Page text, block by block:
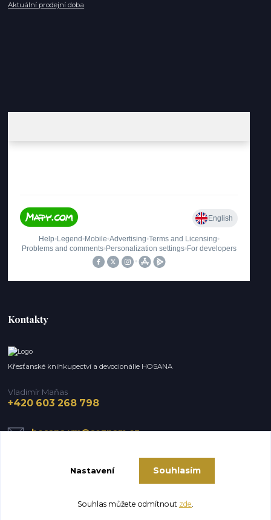
Aktuální prodejní doba
Kontakty
Křesťanské knihkupectví a devocionálie HOSANA
Vladimír Maňas
+420 603 268 798
hosana.vm@seznam.cz
Vytvořeno na Eshop-rychle.cz
Nastavení Souhlasím
Souhlas můžete odmítnout zde